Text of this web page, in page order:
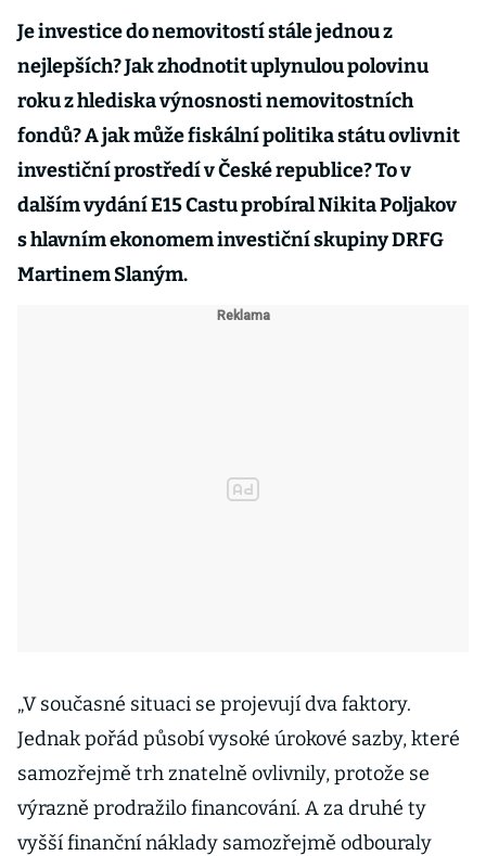
Je investice do nemovitostí stále jednou z
nejlepších? Jak zhodnotit uplynulou polovinu
roku z hlediska výnosnosti nemovitostních
fondů? A jak může fiskální politika státu ovlivnit
investiční prostředí v České republice? To v
dalším vydání E15 Castu probíral Nikita Poljakov
s hlavním ekonomem investiční skupiny DRFG
Martinem Slaným.
„V současné situaci se projevují dva faktory.
Jednak pořád působí vysoké úrokové sazby, které
samozřejmě trh znatelně ovlivnily, protože se
výrazně prodražilo financování. A za druhé ty
vyšší finanční náklady samozřejmě odbouraly